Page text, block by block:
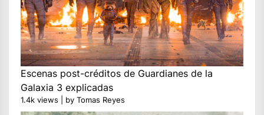
Escenas post-créditos de Guardianes de la
Galaxia 3 explicadas
1.4k views by Tomas Reyes